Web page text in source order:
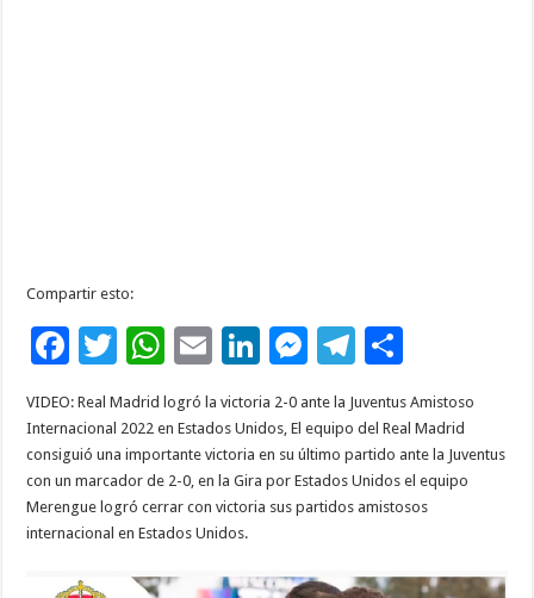
Compartir esto:
F
ac
e
b
o
o
k
T
wi
tt
er
W
h
at
sA
p
p
E
m
ai
l
Li
n
k
e
dI
M
es
se
n
g
T
e
gr
a
m
p
ar
r
VIDEO: Real Madrid logró la victoria 2-0 ante la Juventus Amistoso
Internacional 2022 en Estados Unidos, El equipo del Real Madrid
consiguió una importante victoria en su último partido ante la Juventus
con un marcador de 2-0, en la Gira por Estados Unidos el equipo
Merengue logró cerrar con victoria sus partidos amistosos
internacional en Estados Unidos.